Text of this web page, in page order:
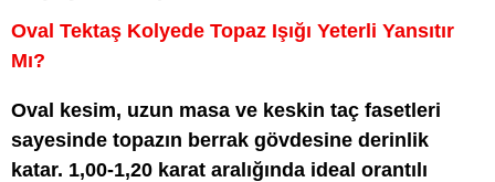
Oval Tektaş Kolyede Topaz Işığı Yeterli Yansıtır
Mı?
Oval kesim, uzun masa ve keskin taç fasetleri
sayesinde topazın berrak gövdesine derinlik
katar. 1,00-1,20 karat aralığında ideal orantılı